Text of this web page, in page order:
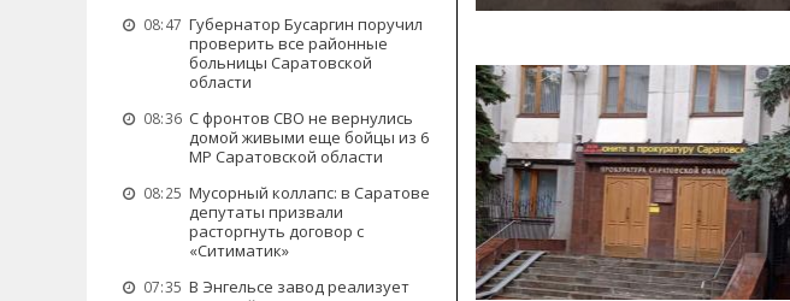
08:47 Губернатор Бусаргин поручил
проверить все районные
больницы Саратовской
области
08:36 С фронтов СВО не вернулись
домой живыми еще бойцы из 6
МР Саратовской области
08:25 Мусорный коллапс: в Саратове
депутаты призвали
расторгнуть договор с
«Ситиматик»
07:35 В Энгельсе завод реализует